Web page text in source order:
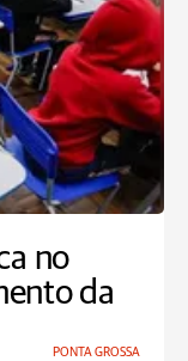
no
da
PONTA GROSSA